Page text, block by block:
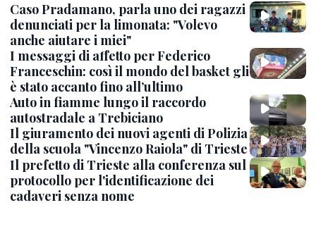
Caso Pradamano, parla uno dei ragazzi
denunciati per la limonata: "Volevo
anche aiutare i miei"
I messaggi di affetto per Federico
Franceschin: così il mondo del basket gli
è stato accanto fino all’ultimo
Auto in fiamme lungo il raccordo
autostradale a Trebiciano
Il giuramento dei nuovi agenti di Polizia
della scuola "Vincenzo Raiola" di Trieste
Il prefetto di Trieste alla conferenza sul
protocollo per l'identificazione dei
cadaveri senza nome